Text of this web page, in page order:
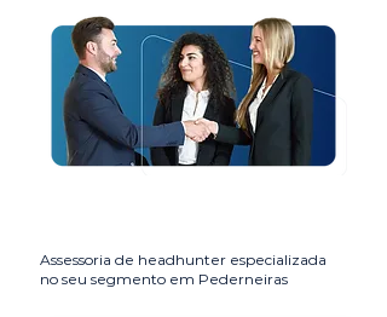
Assessoria de headhunter especializada
no seu segmento em Pederneiras